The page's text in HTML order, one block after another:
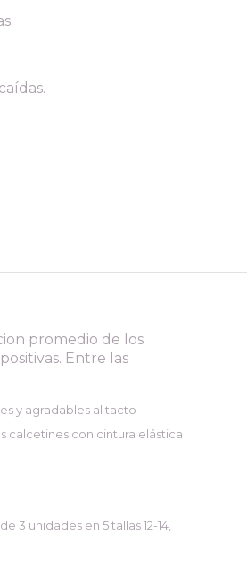
promedio de los
Entre las
y agradables al tacto
calcetines con cintura elástica
3 unidades en 5 tallas 12-14,